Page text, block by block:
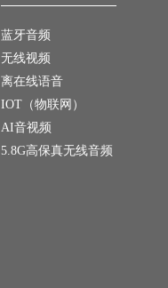
蓝牙音频
无线视频
离在线语音
IOT（物联网）
AI音视频
5.8G高保真无线音频